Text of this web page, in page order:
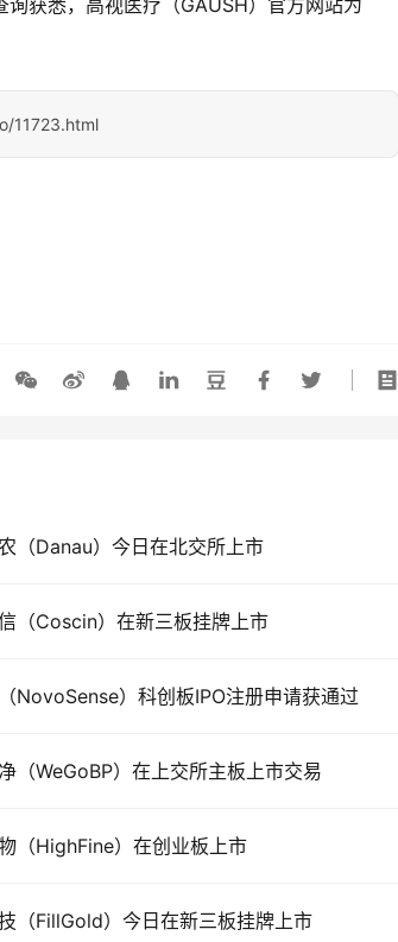
获悉，高视医疗（GAUSH）官方网站为
11723.html
（Danau）今日在北交所上市
（Coscin）在新三板挂牌上市
NovoSense）科创板IPO注册申请获通过
（WeGoBP）在上交所主板上市交易
（HighFine）在创业板上市
（FillGold）今日在新三板挂牌上市